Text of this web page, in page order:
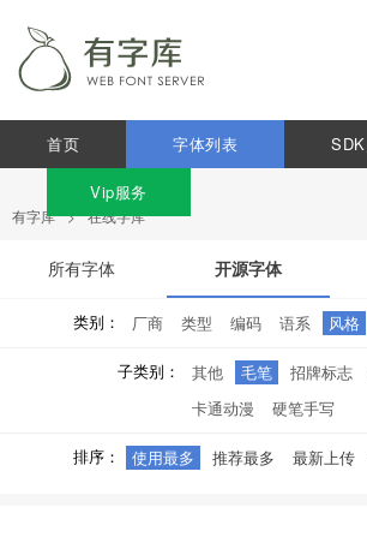
首页 字体列表
Vip服务
有字库 > 在线字库
所有字体 开源字体
类别： 厂商 类型 编码 语系 风格
子类别： 其他 毛笔 招牌标志
卡通动漫
硬笔手写
排序： 使用最多 推荐最多 最新上传